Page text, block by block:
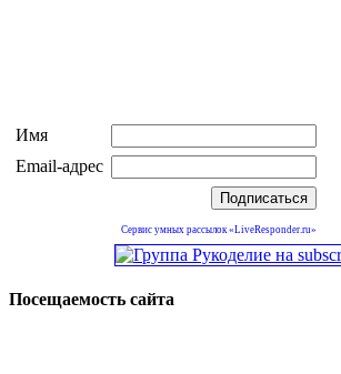
Имя
Email-адрес
Сервис умных рассылок «LiveResponder.ru»
Посещаемость сайта